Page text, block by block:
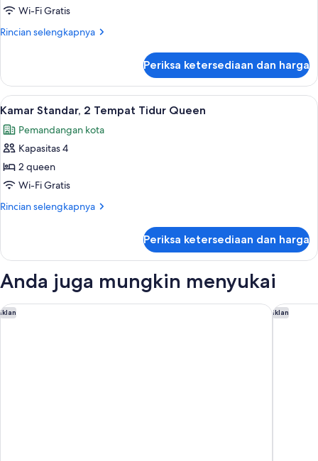
Wi-Fi Gratis
Rincian selengkapnya
Rincian
Kamar
Premium
Periksa ketersediaan dan harga
Lihat
semua
foto
untuk
Kamar
Standar,
2
Queen
8
Kamar Standar, 2 Tempat Tidur Queen
Pemandangan kota
Kapasitas 4
2 queen
Wi-Fi Gratis
Rincian selengkapnya
Rincian
Kamar
2
Tidur
Queen
Periksa ketersediaan dan harga
Anda juga mungkin menyukai
Iklan
SpringHill Suites Los Angeles LAX/Manhattan Beach Iklan